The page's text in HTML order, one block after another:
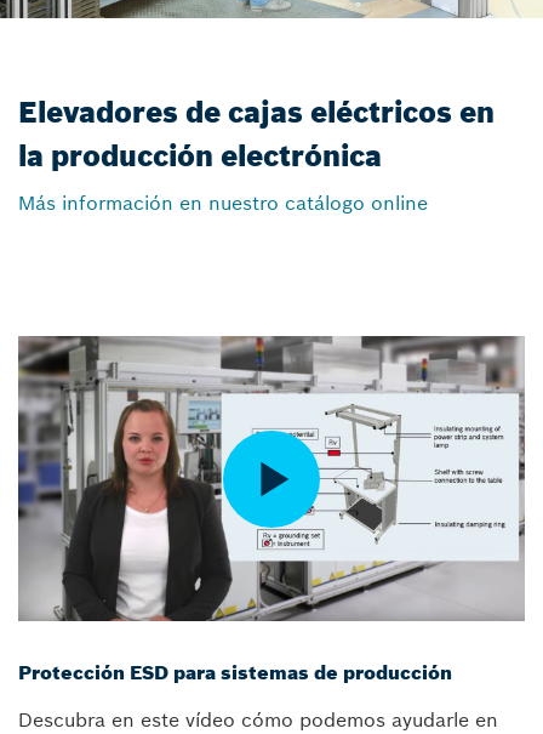
Elevadores de cajas eléctricos en
la producción electrónica
Más información en nuestro catálogo online
Protección ESD para sistemas de producción
Descubra en este vídeo cómo podemos ayudarle en